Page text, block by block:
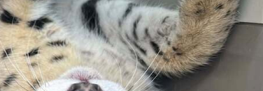
логістики
оголосили підозру через завищену ціну на УЗД
2 тисячі пожеж за рік у природних